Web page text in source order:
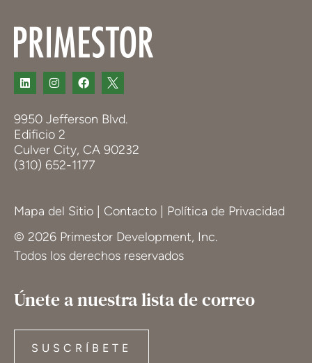
9950 Jefferson Blvd.
Edificio 2
Culver City, CA 90232
(310) 652-1177
Mapa del Sitio Contacto
Política de Privacidad
© 2026 Primestor Development, Inc.
Todos los derechos reservados
Únete a nuestra lista de correo
SUSCRÍBETE